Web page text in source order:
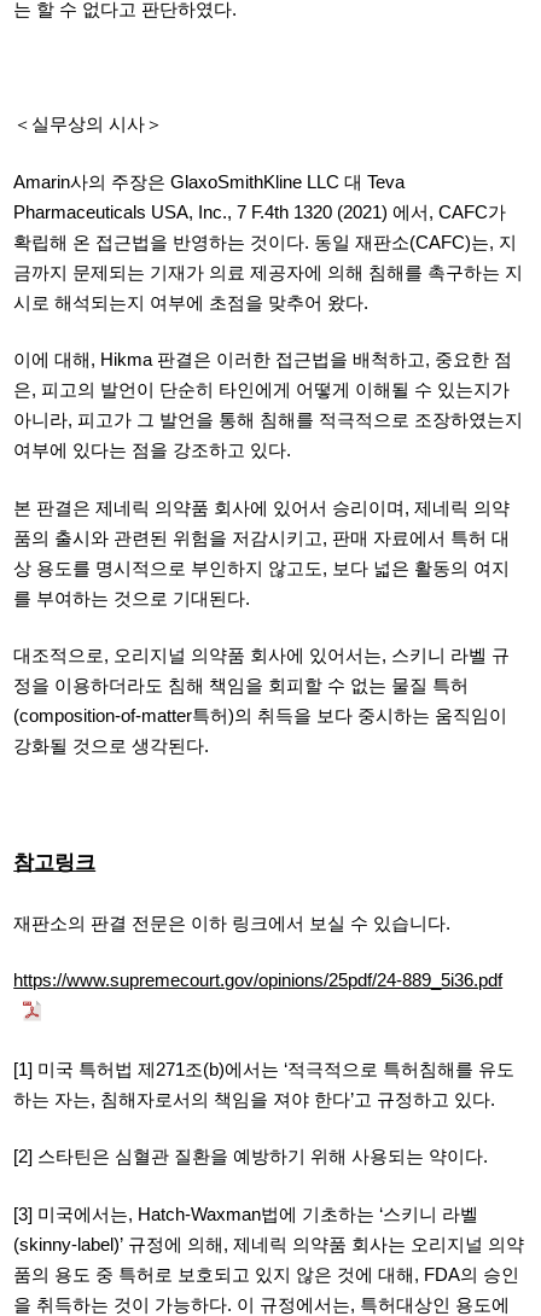
는 할 수 없다고 판단하였다.
＜실무상의 시사＞
Amarin사의 주장은 GlaxoSmithKline LLC 대 Teva
Pharmaceuticals USA, Inc., 7 F.4th 1320 (2021) 에서, CAFC가
확립해 온 접근법을 반영하는 것이다. 동일 재판소(CAFC)는, 지
금까지 문제되는 기재가 의료 제공자에 의해 침해를 촉구하는 지
시로 해석되는지 여부에 초점을 맞추어 왔다.
이에 대해, Hikma 판결은 이러한 접근법을 배척하고, 중요한 점
은, 피고의 발언이 단순히 타인에게 어떻게 이해될 수 있는지가
아니라, 피고가 그 발언을 통해 침해를 적극적으로 조장하였는지
여부에 있다는 점을 강조하고 있다.
본 판결은 제네릭 의약품 회사에 있어서 승리이며,제네릭 의약
품의 출시와 관련된 위험을 저감시키고, 판매 자료에서 특허 대
상 용도를 명시적으로 부인하지 않고도, 보다 넓은 활동의 여지
를 부여하는 것으로 기대된다.
대조적으로, 오리지널 의약품 회사에 있어서는, 스키니 라벨 규
정을 이용하더라도 침해 책임을 회피할 수 없는 물질 특허
(composition-of-matter특허)의 취득을 보다 중시하는 움직임이
강화될 것으로 생각된다.
참고링크
재판소의 판결 전문은 이하 링크에서 보실 수 있습니다.
https://www.supremecourt.gov/opinions/25pdf/24-889_5i36.pdf
[1] 미국 특허법 제271조(b)에서는 ‘적극적으로 특허침해를 유도
하는 자는, 침해자로서의 책임을 져야 한다’고 규정하고 있다.
[2] 스타틴은 심혈관 질환을 예방하기 위해 사용되는 약이다.
[3] 미국에서는, Hatch-Waxman법에 기초하는 ‘스키니 라벨
(skinny-label)’ 규정에 의해,제네릭 의약품 회사는 오리지널 의약
품의 용도 중 특허로 보호되고 있지 않은 것에 대해, FDA의 승인
을 취득하는 것이 가능하다. 이 규정에서는, 특허대상인 용도에